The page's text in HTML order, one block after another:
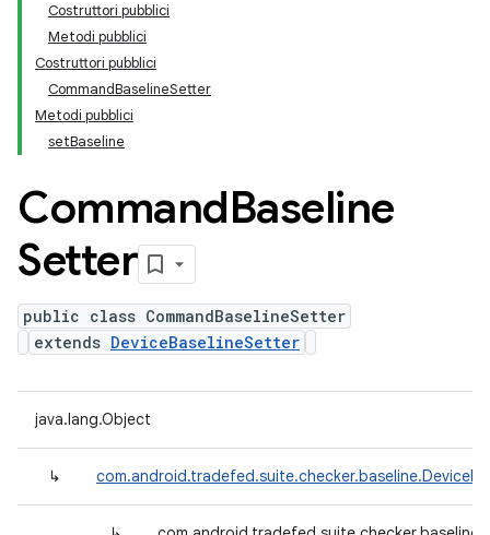
Costruttori pubblici
Metodi pubblici
Costruttori pubblici
CommandBaselineSetter
Metodi pubblici
setBaseline
CommandBaseline
Setter
public class CommandBaselineSetter
extends DeviceBaselineSetter
java.lang.Object
↳